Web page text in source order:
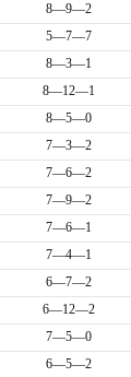
8—9—2
5—7—7
8—3—1
8—12—1
8—5—0
7—3—2
7—6—2
7—9—2
7—6—1
7—4—1
6—7—2
6—12—2
7—5—0
6—5—2